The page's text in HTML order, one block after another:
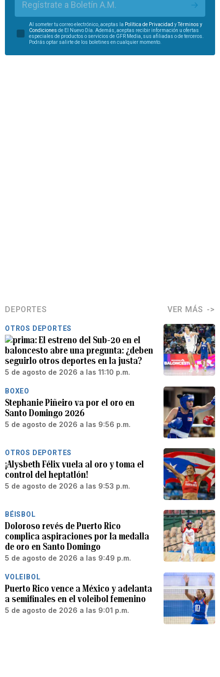
Regístrate a Boletín A.M.
Al someter tu correo electrónico, aceptas la Política de Privacidad yTérminos y
Condiciones de El Nuevo Día. Además, aceptas recibir información u ofertas
especiales de productos o servicios de GFR Media, sus afiliadas o de terceros.
Podrás optar salirte de los boletines en cualquier momento.
DEPORTES VER MÁS
OTROS DEPORTES
El estreno del Sub-20 en el
baloncesto abre una pregunta: ¿deben
seguirlo otros deportes en la justa?
5 de agosto de 2026 a las 11:10 p.m.
BOXEO
Stephanie Piñeiro va por el oro en
Santo Domingo 2026
5 de agosto de 2026 a las 9:56 p.m.
OTROS DEPORTES
¡Alysbeth Félix vuela al oro y toma el
control del heptatlón!
5 de agosto de 2026 a las 9:53 p.m.
BÉISBOL
Doloroso revés de Puerto Rico
complica aspiraciones por la medalla
de oro en Santo Domingo
5 de agosto de 2026 a las 9:49 p.m.
VOLEIBOL
Puerto Rico vence a México y adelanta
a semifinales en el voleibol femenino
5 de agosto de 2026 a las 9:01 p.m.